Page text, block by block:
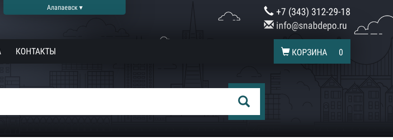
Алапаевск ▾
+7 (343) 312-29-18
info@snabdepo.ru
КОНТАКТЫ КОРЗИНА 0